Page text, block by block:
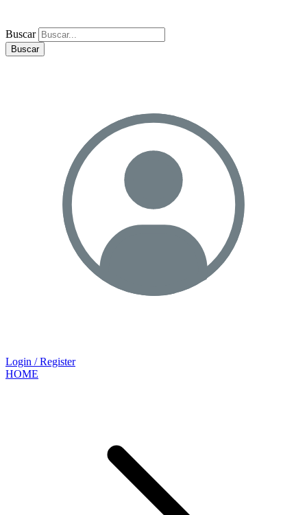
Buscar
Buscar
Login / Register
HOME